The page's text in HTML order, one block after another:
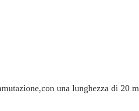
con una lunghezza di 20